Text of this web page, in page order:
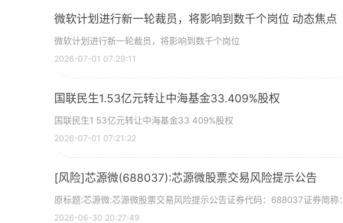
微软计划进行新一轮裁员，将影响到数千个岗位 动态焦点
微软计划进行新一轮裁员，将影响到数千个岗位
2026-07-01 07:29:11
国联民生1.53亿元转让中海基金33.409%股权
国联民生1 53亿元转让中海基金33 409%股权
2026-07-01 07:21:22
[风险]芯源微(688037):芯源微股票交易风险提示公告
原标题:芯源微:芯源微股票交易风险提示公告证券代码：688037证券简称：
2026-06-30 20:27:49